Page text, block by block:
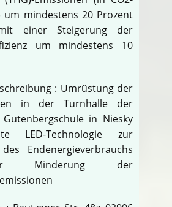
um mindestens 20 Prozent
einer Steigerung der
um mindestens 10
: Umrüstung der
in der Turnhalle der
in Niesky
LED-Technologie zur
Endenergieverbrauchs
Minderung der